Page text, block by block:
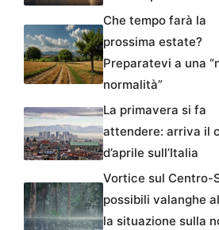
Che tempo farà la
prossima estate?
Preparatevi a una
normalità”
La primavera si fa
attendere: arriva il
d’aprile sull’Italia
Vortice sul Centro-
possibili valanghe
la situazione sulla